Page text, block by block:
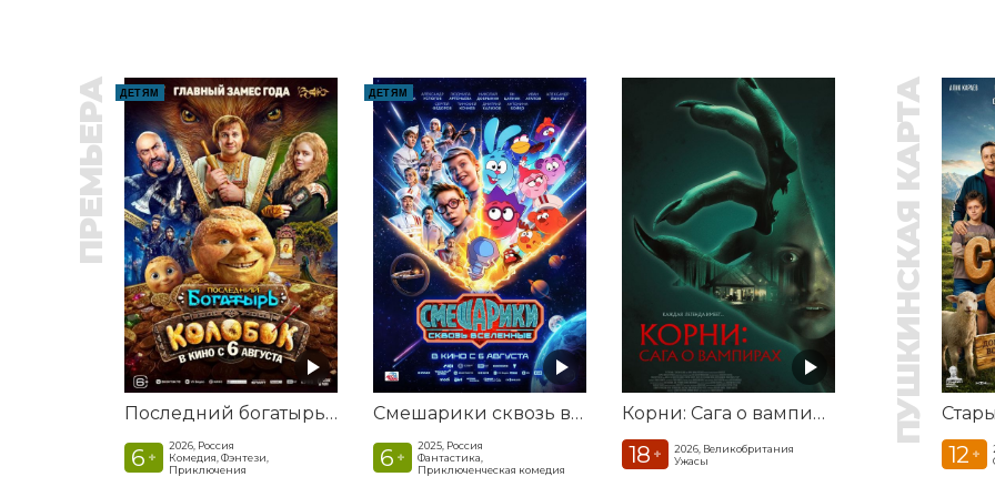
ПРЕМЬЕРА ДЕТЯМ
Последний богатырь. Колобок
6 +
2026, Россия
Комедия, Фэнтези,
Приключения
ДЕТЯМ
Смешарики сквозь вселенные
6 +
2025, Россия
Фантастика,
Приключенческая комедия
Корни: Сага о вампирах
18 +
2026, Великобритания
Ужасы
ПУШКИНСКАЯ КАРТА
12 +